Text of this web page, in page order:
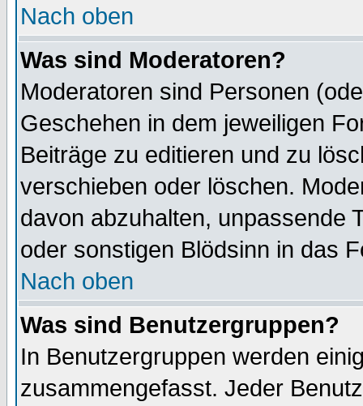
Nach oben
Was sind Moderatoren?
Moderatoren sind Personen
Geschehen in dem jeweiligen
Beiträge zu editieren und zu
verschieben oder löschen.
davon abzuhalten, unpassende
oder sonstigen Blödsinn in das
Nach oben
Was sind Benutzergruppen?
In Benutzergruppen werden
zusammengefasst. Jeder